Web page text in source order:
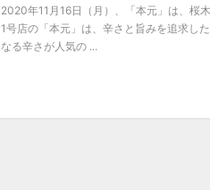
2020年11月16日（月）、「本元」は、桜
1号店の「本元」は、辛さと旨みを追求し
なる辛さが人気の ...